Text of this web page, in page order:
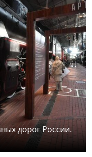
дорог России.